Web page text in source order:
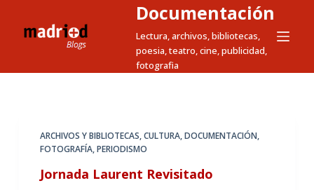
t
Documentación
Lectura, archivos, bibliotecas,
poesia, teatro, cine, publicidad,
fotografia
ARCHIVOS Y BIBLIOTECAS,CULTURA,DOCUMENTACIÓN,
FOTOGRAFÍA,PERIODISMO
Jornada Laurent Revisitado